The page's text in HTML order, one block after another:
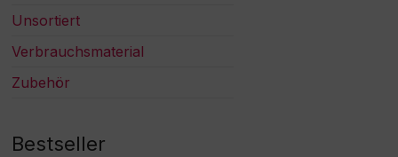
Unsortiert
Verbrauchsmaterial
Zubehör
Bestseller